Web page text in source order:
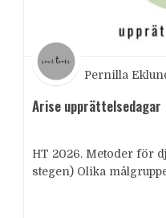
Pernilla
Arise upprättelsedagar
HT 2026. Metoder för
stegen) Olika